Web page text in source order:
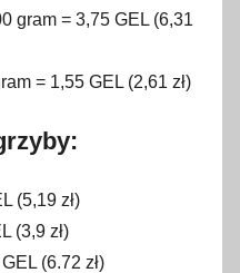
gram = 3,75 GEL (6,31
= 1,55 GEL (2,61 zł)
(5,19 zł)
(3,9 zł)
(6.72 zł)